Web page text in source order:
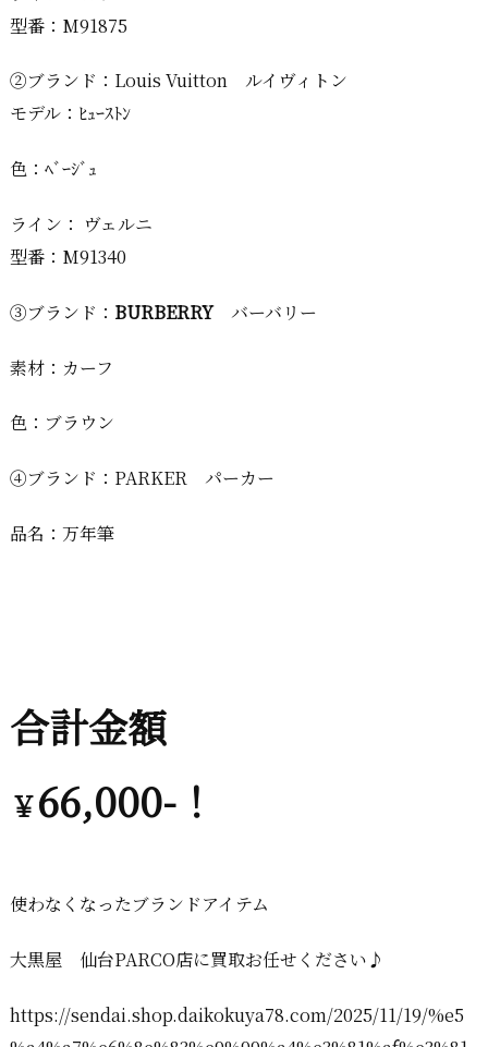
型番：M91875
②ブランド：Louis Vuitton ルイヴィトン
モデル：ﾋｭｰｽﾄﾝ
色：ﾍﾞｰｼﾞｭ
ライン： ヴェルニ
型番：M91340
③ブランド： BURBERRYバーバリー
素材：カーフ
色：ブラウン
④ブランド：PARKER パーカー
品名：万年筆
合計金額
￥66,000-！
使わなくなったブランドアイテム
大黒屋 仙台PARCO店に買取お任せください♪
https://sendai.shop.daikokuya78.com/2025/11/19/%e5